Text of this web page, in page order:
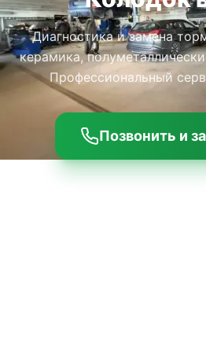
Диагностика и замена
керамика,
Профессиональный
Позвонить и